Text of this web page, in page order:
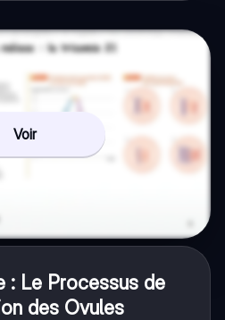
Voir
: Le Processus de
des Ovules